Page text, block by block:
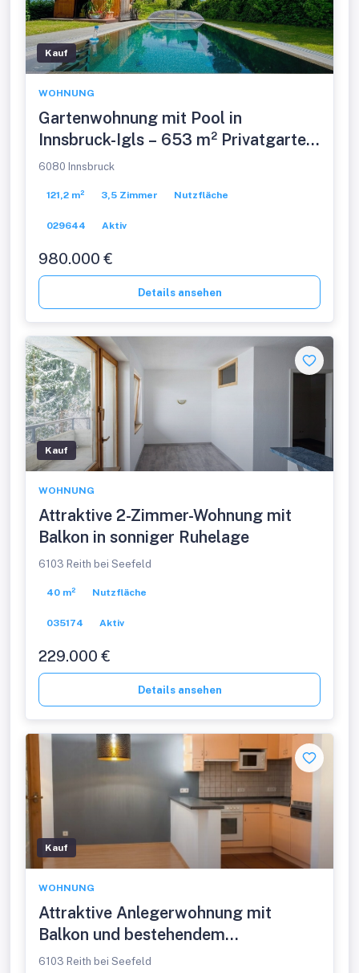
Kauf
WOHNUNG
Gartenwohnung mit Pool in
Innsbruck-Igls – 653 m² Privatgarten
& Top-Lage
6080 Innsbruck
121,2 m² 3,5 Zimmer Nutzfläche
029644 Aktiv
980.000 €
Details ansehen
Kauf
WOHNUNG
Attraktive 2-Zimmer-Wohnung mit
Balkon in sonniger Ruhelage
6103 Reith bei Seefeld
40 m² Nutzfläche
035174 Aktiv
229.000 €
Details ansehen
Kauf
WOHNUNG
Attraktive Anlegerwohnung mit
Balkon und bestehendem
Mietverhältnis
6103 Reith bei Seefeld